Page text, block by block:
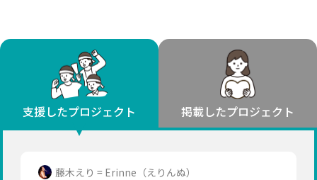
フード・農業
文化
環境・エシカル
人権・マイノリティ
社会貢献
地域からさがす 北海道・東北
北海道
北海道 青森 岩手 宮城
秋田
福島
茨城 栃木 群馬
千葉
東京
神奈川
新潟 富山 石川 福井
支援したプロジェクト 掲載したプロジェクト
藤木えり = Erinne（えりんぬ）